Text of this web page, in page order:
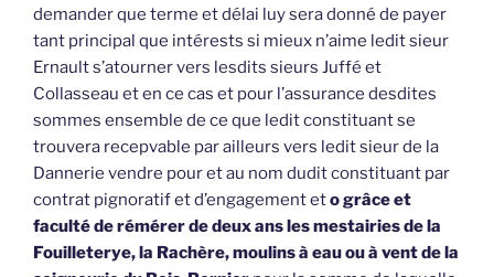
demander que terme et délai luy sera donné de payer
tant principal que intérests si mieux n’aime ledit sieur
Ernault s’atourner vers lesdits sieurs Juffé et
Collasseau et en ce cas et pour l’assurance desdites
sommes ensemble de ce que ledit constituant se
trouvera recepvable par ailleurs vers ledit sieur de la
Dannerie vendre pour et au nom dudit constituant par
contrat pignoratif et d’engagement eto grâce et
faculté de rémérer de deux ans les mestairies de la
Fouilleterye, la Rachère, moulins à eau ou à vent de la